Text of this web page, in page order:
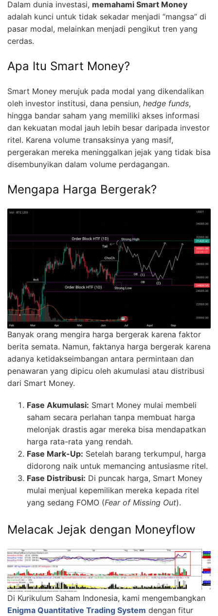
Dalam dunia investasi, memahami Smart Money
adalah kunci untuk tidak sekadar menjadi “mangsa” di
pasar modal, melainkan menjadi pengikut tren yang
cerdas.
Apa Itu Smart Money?
Smart Money merujuk pada modal yang dikendalikan
oleh investor institusi, dana pensiun, hedge funds,
hingga bandar saham yang memiliki akses informasi
dan kekuatan modal jauh lebih besar daripada investor
ritel. Karena volume transaksinya yang masif,
pergerakan mereka meninggalkan jejak yang tidak bisa
disembunyikan dalam volume perdagangan.
Mengapa Harga Bergerak?
Banyak orang mengira harga bergerak karena faktor
berita semata. Namun, faktanya harga bergerak karena
adanya ketidakseimbangan antara permintaan dan
penawaran yang dipicu oleh akumulasi atau distribusi
dari Smart Money.
Fase Akumulasi: Smart Money mulai membeli
saham secara perlahan tanpa membuat harga
melonjak drastis agar mereka bisa mendapatkan
harga rata-rata yang rendah.
Fase Mark-Up: Setelah barang terkumpul, harga
didorong naik untuk memancing antusiasme ritel.
Fase Distribusi: Di puncak harga, Smart Money
mulai menjual kepemilikan mereka kepada ritel
yang sedang FOMO (Fear of Missing Out).
Melacak Jejak dengan Moneyflow
Di Kurikulum Saham Indonesia, kami mengembangkan
Enigma Quantitative Trading System dengan fitur